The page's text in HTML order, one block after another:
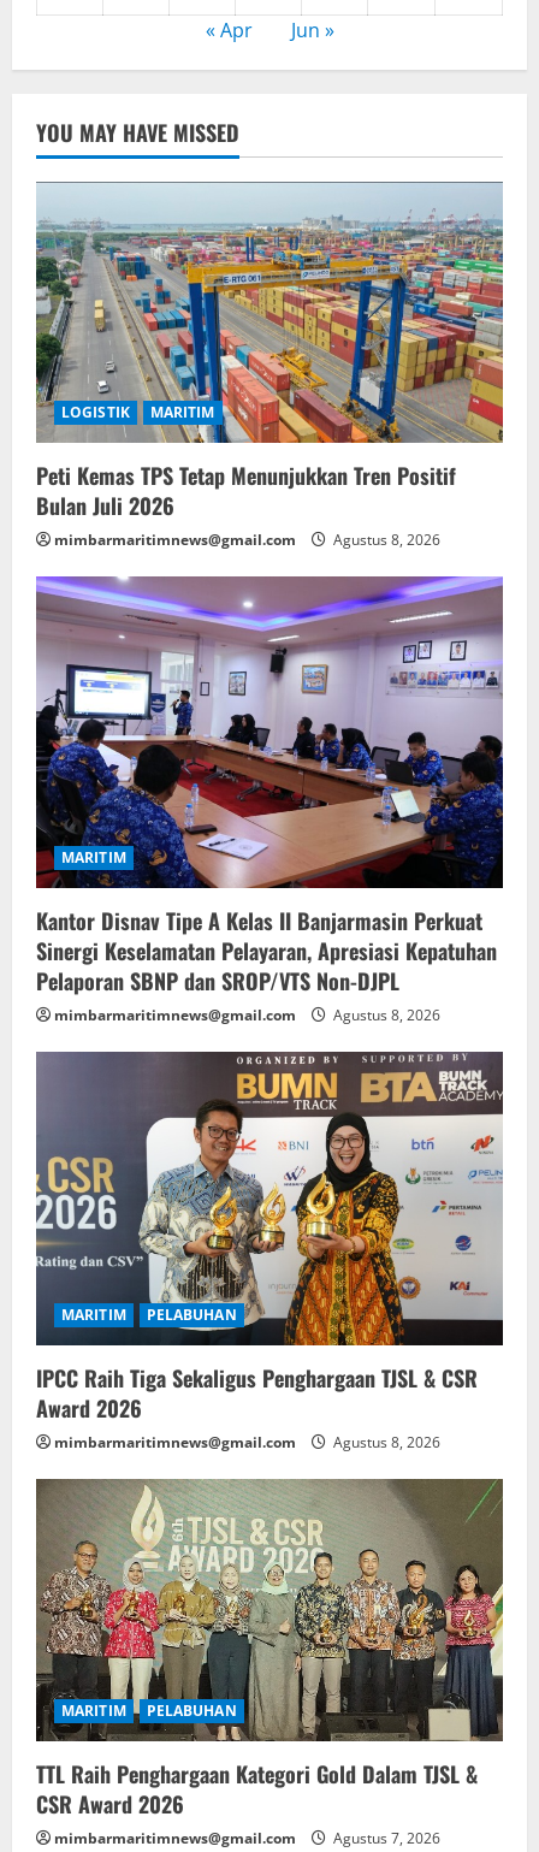
« Apr
Jun »
YOU MAY HAVE MISSED
LOGISTIK MARITIM
Peti Kemas TPS Tetap Menunjukkan Tren Positif
Bulan Juli 2026
mimbarmaritimnews@gmail.com Agustus 8, 2026
MARITIM
Kantor Disnav Tipe A Kelas II Banjarmasin Perkuat
Sinergi Keselamatan Pelayaran, Apresiasi Kepatuhan
Pelaporan SBNP dan SROP/VTS Non-DJPL
mimbarmaritimnews@gmail.com Agustus 8, 2026
MARITIM PELABUHAN
IPCC Raih Tiga Sekaligus Penghargaan TJSL & CSR
Award 2026
mimbarmaritimnews@gmail.com Agustus 8, 2026
MARITIM PELABUHAN
TTL Raih Penghargaan Kategori Gold Dalam TJSL &
CSR Award 2026
mimbarmaritimnews@gmail.com Agustus 7, 2026